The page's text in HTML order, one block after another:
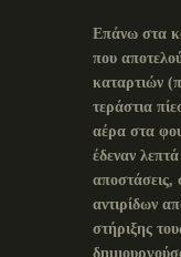
Επάνω στα
που
καταρτιών
τεράστια
αέρα στα
έδεναν
αποστάσεις,
αντιρίδων
στήριξης